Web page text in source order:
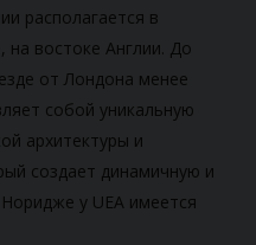
располагается в
востоке Англии. До
от Лондона менее
собой уникальную
архитектуры и
создает динамичную и
у UEA имеется